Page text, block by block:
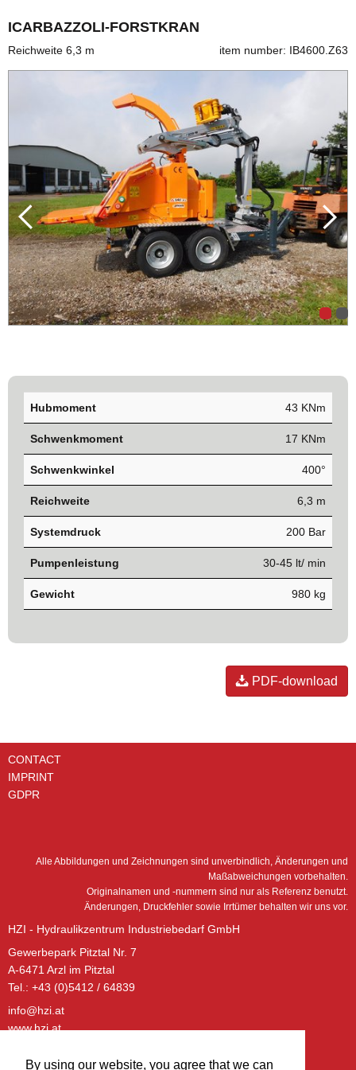
By using our website, you agree that we can
ICARBAZZOLI-FORSTKRAN
Reichweite 6,3 m item number: IB4600.Z63
Hubmoment 43 KNm
Schwenkmoment 17 KNm
Schwenkwinkel 400°
Reichweite 6,3 m
Systemdruck 200 Bar
Pumpenleistung 30-45 lt/ min
Gewicht 980 kg
PDF-download
CONTACT
IMPRINT
GDPR
Alle Abbildungen und Zeichnungen sind unverbindlich, Änderungen und
Maßabweichungen vorbehalten.
Originalnamen und -nummern sind nur als Referenz benutzt.
Änderungen, Druckfehler sowie Irrtümer behalten wir uns vor.
HZI - Hydraulikzentrum Industriebedarf GmbH
Gewerbepark Pitztal Nr. 7
A-6471 Arzl im Pitztal
Tel.: +43 (0)5412 / 64839
info@hzi.at
www.hzi.at